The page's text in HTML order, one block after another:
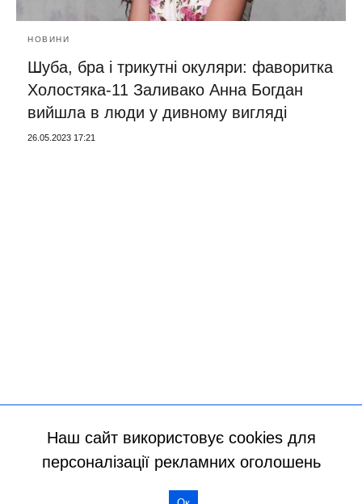
НОВИНИ
Шуба, бра і трикутні окуляри: фаворитка
Холостяка-11 Заливако Анна Богдан
вийшла в люди у дивному вигляді
26.05.2023 17:21
Наш сайт використовує cookies для
персоналізації рекламних оголошень